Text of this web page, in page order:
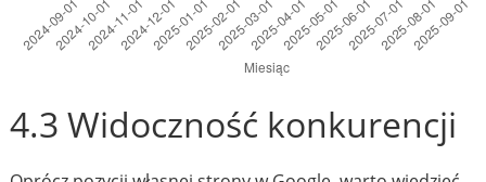
4.3 Widoczność konkurencji